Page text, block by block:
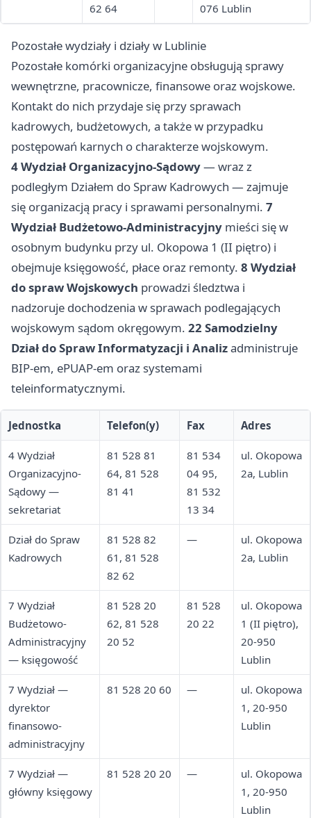
62 64 076 Lublin
Pozostałe wydziały i działy w Lublinie
Pozostałe komórki organizacyjne obsługują sprawy
wewnętrzne, pracownicze, finansowe oraz wojskowe.
Kontakt do nich przydaje się przy sprawach
kadrowych, budżetowych, a także w przypadku
postępowań karnych o charakterze wojskowym.
4 Wydział Organizacyjno-Sądowy— wraz z
podległym Działem do Spraw Kadrowych — zajmuje
się organizacją pracy i sprawami personalnymi. 7
Wydział Budżetowo-Administracyjny mieści się w
osobnym budynku przy ul. Okopowa 1 (II piętro) i
obejmuje księgowość, płace oraz remonty. 8 Wydział
do spraw Wojskowych prowadzi śledztwa i
nadzoruje dochodzenia w sprawach podlegających
wojskowym sądom okręgowym. 22 Samodzielny
Dział do Spraw Informatyzacji i Analizadministruje
BIP-em, ePUAP-em oraz systemami
teleinformatycznymi.
Jednostka Telefon(y) Fax Adres
4 Wydział
Organizacyjno-
Sądowy —
sekretariat
81 528 81
64, 81 528
81 41
81 534
04 95,
81 532
13 34
ul. Okopowa
2a, Lublin
Dział do Spraw
Kadrowych
81 528 82
61, 81 528
82 62
—
ul. Okopowa
2a, Lublin
7 Wydział
Budżetowo-
Administracyjny
— księgowość
81 528 20
62, 81 528
20 52
81 528
20 22
ul. Okopowa
1 (II piętro),
20-950
Lublin
7 Wydział —
dyrektor
finansowo-
administracyjny
81 528 20 60 —
ul. Okopowa
1, 20-950
Lublin
7 Wydział —
główny księgowy
81 528 20 20 —
ul. Okopowa
1, 20-950
Lublin